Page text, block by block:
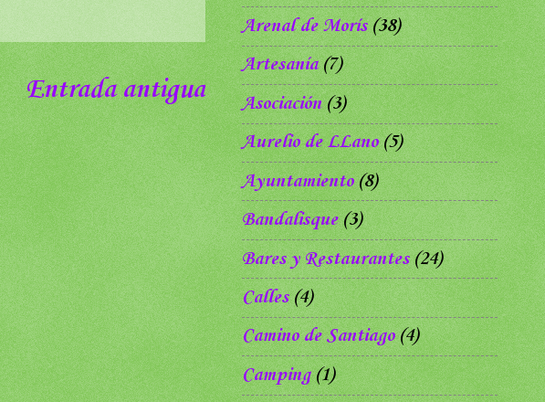
Entrada antigua
Arenal de Morís (38)
Artesanía (7)
Asociación (3)
Aurelio de LLano (5)
Ayuntamiento (8)
Bandalisque (3)
Bares y Restaurantes (24)
Calles (4)
Camino de Santiago (4)
Camping (1)